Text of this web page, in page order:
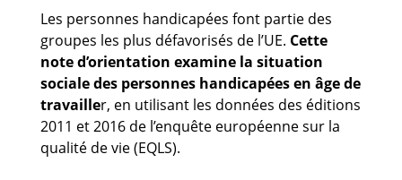
Les personnes handicapées font partie des
groupes les plus défavorisés de l’UE. Cette
note d’orientation examine la situation
sociale des personnes handicapées en âge de
travailler, en utilisant les données des éditions
2011 et 2016 de l’enquête européenne sur la
qualité de vie (EQLS).